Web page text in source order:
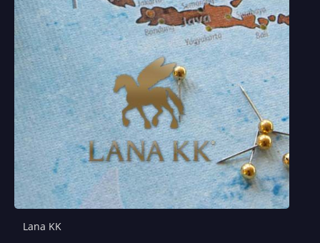
Lana KK